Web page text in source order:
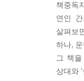
판하기
은 독
톨레도
세르반
세이에
존재로
책중독
연인
살펴보
하나,
그 책
상대와